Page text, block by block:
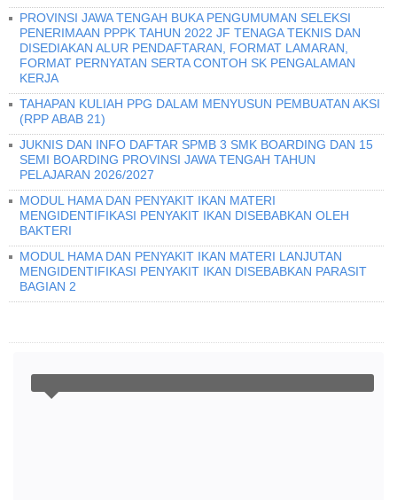
PROVINSI JAWA TENGAH BUKA PENGUMUMAN SELEKSI
PENERIMAAN PPPK TAHUN 2022 JF TENAGA TEKNIS DAN
DISEDIAKAN ALUR PENDAFTARAN, FORMAT LAMARAN,
FORMAT PERNYATAN SERTA CONTOH SK PENGALAMAN
KERJA
TAHAPAN KULIAH PPG DALAM MENYUSUN PEMBUATAN AKSI
(RPP ABAB 21)
JUKNIS DAN INFO DAFTAR SPMB 3 SMK BOARDING DAN 15
SEMI BOARDING PROVINSI JAWA TENGAH TAHUN
PELAJARAN 2026/2027
MODUL HAMA DAN PENYAKIT IKAN MATERI
MENGIDENTIFIKASI PENYAKIT IKAN DISEBABKAN OLEH
BAKTERI
MODUL HAMA DAN PENYAKIT IKAN MATERI LANJUTAN
MENGIDENTIFIKASI PENYAKIT IKAN DISEBABKAN PARASIT
BAGIAN 2